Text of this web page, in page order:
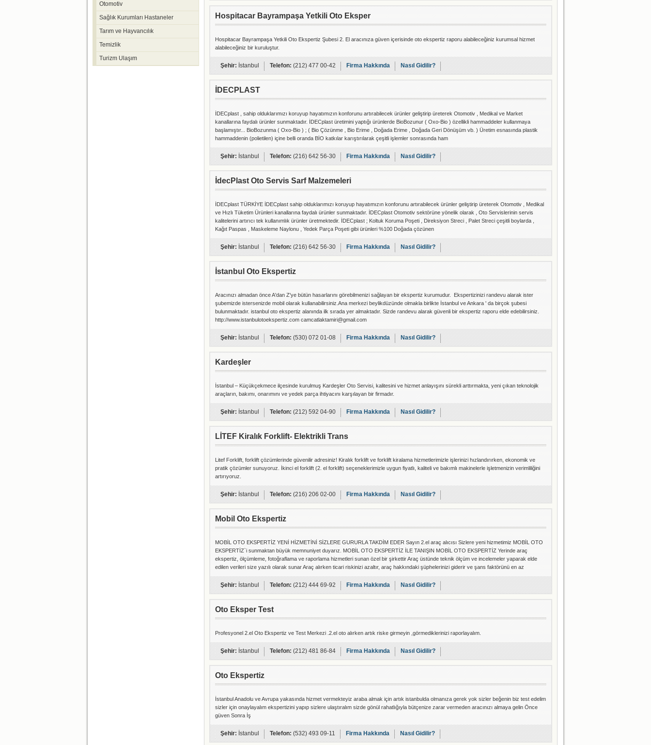
Otomotiv
Sağlık Kurumları Hastaneler
Tarım ve Hayvancılık
Temizlik
Turizm Ulaşım
Hospitacar Bayrampaşa Yetkili Oto Eksper
Hospitacar Bayrampaşa Yetkili Oto Ekspertiz Şubesi 2. El aracınıza güven içerisinde oto ekspertiz raporu alabileceğiniz kurumsal hizmet
alabileceğiniz bir kuruluştur.
Şehir:İstanbul Telefon:(212) 477 00-42 Firma Hakkında Nasıl Gidilir?
İDECPLAST
İDECplast , sahip olduklarımızı koruyup hayatımızın konforunu artırabilecek ürünler geliştirip üreterek Otomotiv , Medikal ve Market
kanallarına faydalı ürünler sunmaktadır. İDECplast üretimini yaptığı ürünlerde BioBozunur ( Oxo-Bio ) özellikli hammaddeler kullanmaya
başlamıştır... BioBozunma ( Oxo-Bio ) ; ( Bio Çözünme , Bio Erime , Doğada Erime , Doğada Geri Dönüşüm vb. ) Üretim esnasında plastik
hammaddenin (polietilen) içine belli oranda BİO katkılar karıştırılarak çeşitli işlemler sonrasında ham
Şehir:İstanbul Telefon:(216) 642 56-30 Firma Hakkında Nasıl Gidilir?
İdecPlast Oto Servis Sarf Malzemeleri
İDECplast TÜRKİYE İDECplast sahip olduklarımızı koruyup hayatımızın konforunu artırabilecek ürünler geliştirip üreterek Otomotiv , Medikal
ve Hızlı Tüketim Ürünleri kanallarına faydalı ürünler sunmaktadır. İDECplast Otomotiv sektörüne yönelik olarak , Oto Servislerinin servis
kalitelerini artırıcı tek kullanımlık ürünler üretmektedir. İDECplast ; Koltuk Koruma Poşeti , Direksiyon Streci , Palet Streci çeşitli boylarda ,
Kağıt Paspas , Maskeleme Naylonu , Yedek Parça Poşeti gibi ürünleri %100 Doğada çözünen
Şehir:İstanbul Telefon:(216) 642 56-30 Firma Hakkında Nasıl Gidilir?
İstanbul Oto Ekspertiz
Aracınızı almadan önce A'dan Z'ye bütün hasarlarını görebilmenizi sağlayan bir ekspertiz kurumudur. Ekspertizinizi randevu alarak ister
şubemizde istersenizde mobil olarak kullanabilirsiniz.Ana merkezi beylikdüzünde olmakla birlikte İstanbul ve Ankara ' da birçok şubesi
bulunmaktadır. istanbul oto ekspertiz alanında ilk sırada yer almaktadır. Sizde randevu alarak güvenli bir ekspertiz raporu elde edebilirsiniz.
http://www.istanbulotoekspertiz.com camcatlaktamiri@gmail.com
Şehir:İstanbul Telefon:(530) 072 01-08 Firma Hakkında Nasıl Gidilir?
Kardeşler
İstanbul – Küçükçekmece ilçesinde kurulmuş Kardeşler Oto Servisi, kalitesini ve hizmet anlayışını sürekli arttırmakta, yeni çıkan teknolojik
araçların, bakımı, onarımını ve yedek parça ihtiyacını karşılayan bir firmadır.
Şehir:İstanbul Telefon:(212) 592 04-90 Firma Hakkında Nasıl Gidilir?
LİTEF Kiralık Forklift- Elektrikli Trans
Litef Forklift, forklift çözümlerinde güvenilir adresiniz! Kiralık forklift ve forklift kiralama hizmetlerimizle işlerinizi hızlandırırken, ekonomik ve
pratik çözümler sunuyoruz. İkinci el forklift (2. el forklift) seçeneklerimizle uygun fiyatlı, kaliteli ve bakımlı makinelerle işletmenizin verimliliğini
artırıyoruz.
Şehir:İstanbul Telefon:(216) 206 02-00 Firma Hakkında Nasıl Gidilir?
Mobil Oto Ekspertiz
MOBİL OTO EKSPERTİZ YENİ HİZMETİNİ SİZLERE GURURLA TAKDİM EDER Sayın 2.el araç alıcısı Sizlere yeni hizmetimiz MOBİL OTO
EKSPERTİZ`i sunmaktan büyük memnuniyet duyarız. MOBİL OTO EKSPERTİZ İLE TANIŞIN MOBİL OTO EKSPERTİZ Yerinde araç
ekspertiz, ölçümleme, fotoğraflama ve raporlama hizmetleri sunan özel bir şirkettir Araç üstünde teknik ölçüm ve incelemeler yaparak elde
edilen verileri size yazılı olarak sunar Araç alırken ticari riskinizi azaltır, araç hakkındaki şüphelerinizi giderir ve şans faktörünü en az
Şehir:İstanbul Telefon:(212) 444 69-92 Firma Hakkında Nasıl Gidilir?
Oto Eksper Test
Profesyonel 2.el Oto Ekspertiz ve Test Merkezi .2.el oto alırken artık riske girmeyin ,görmediklerinizi raporlayalım.
Şehir:İstanbul Telefon:(212) 481 86-84 Firma Hakkında Nasıl Gidilir?
Oto Ekspertiz
İstanbul Anadolu ve Avrupa yakasında hizmet vermekteyiz araba almak için artık istanbulda olmanıza gerek yok sizler beğenin biz test edelim
sizler için onaylayalım ekspertizini yapıp sizlere ulaştıralım sizde gönül rahatlığıyla bütçenize zarar vermeden aracınızı almaya gelin Önce
güven Sonra İş
Şehir:İstanbul Telefon:(532) 493 09-11 Firma Hakkında Nasıl Gidilir?